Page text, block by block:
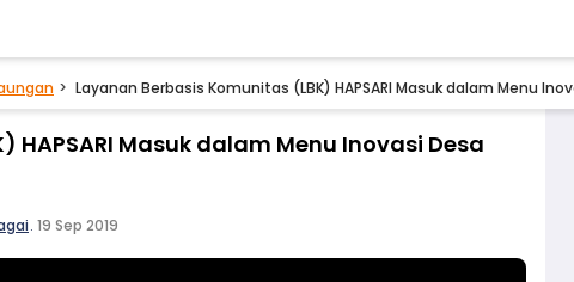
Layanan Berbasis Komunitas (LBK) HAPSARI Masuk dalam Menu
HAPSARI Masuk dalam Menu Inovasi Desa
. 19 Sep 2019